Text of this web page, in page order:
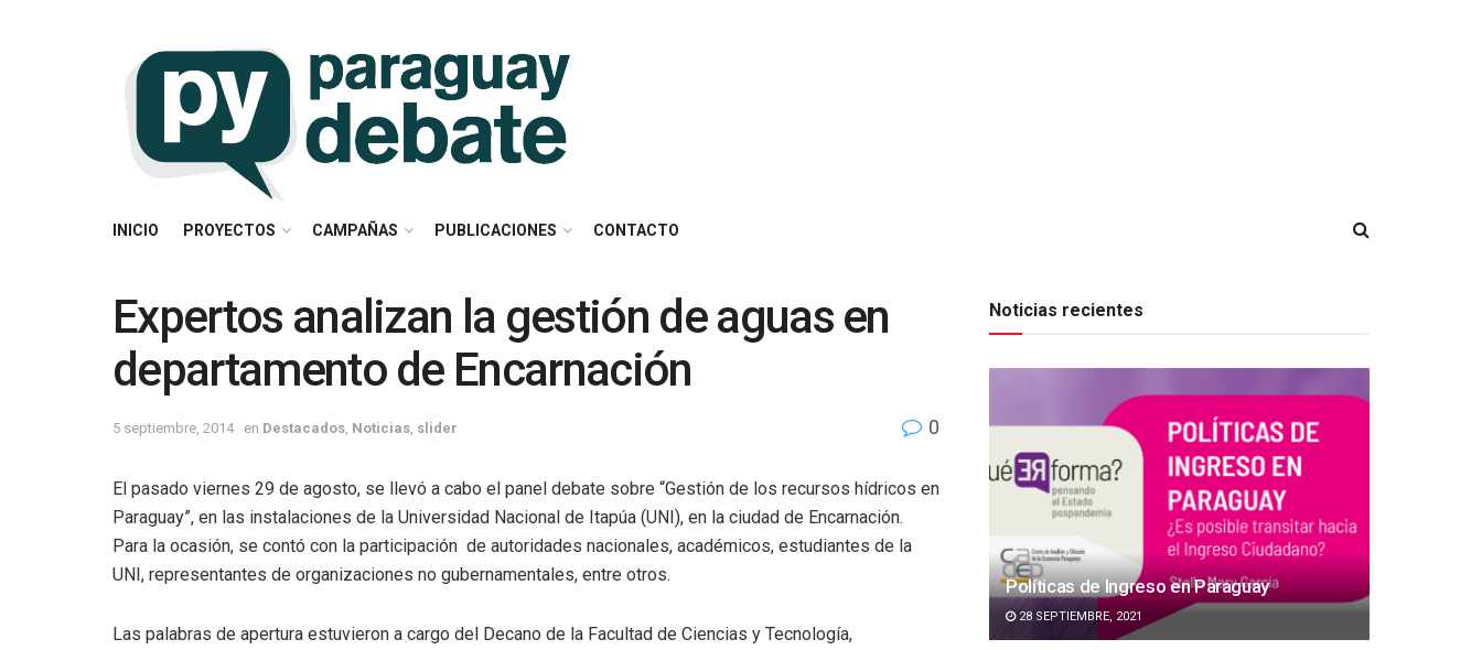
INICIO PROYECTOS CAMPAÑAS PUBLICACIONES CONTACTO
Expertos analizan la gestión de aguas en
departamento de Encarnación
5 septiembre, 2014 en Destacados Noticias slider 0
El pasado viernes 29 de agosto, se llevó a cabo el panel debate sobre “Gestión de los recursos hídricos en
Paraguay”, en las instalaciones de la Universidad Nacional de Itapúa (UNI), en la ciudad de Encarnación.
Para la ocasión, se contó con la participación de autoridades nacionales, académicos, estudiantes de la
UNI, representantes de organizaciones no gubernamentales, entre otros.
Las palabras de apertura estuvieron a cargo del Decano de la Facultad de Ciencias y Tecnología,
Noticias recientes
Políticas de Ingreso en Paraguay
28 SEPTIEMBRE, 2021